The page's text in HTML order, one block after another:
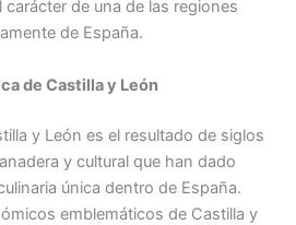
de una de las regiones
de España.
de Castilla y León
y León es el resultado de siglos
y cultural que han dado
única dentro de España.
emblemáticos de Castilla y